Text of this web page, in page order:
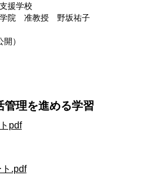
援学校
学院 准教授 野坂祐子
）
管理を進める学習
pdf
.pdf